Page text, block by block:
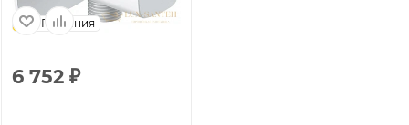
Германия
6 752 ₽